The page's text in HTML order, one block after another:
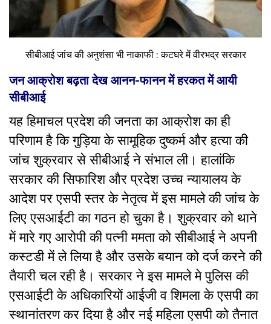
सीबीआई जांच की अनुशंसा भी नाकाफी : कटघरे में वीरभद्र सरकार
जन आक्रोश बढ़ता देख आनन-फानन में हरकत में आयी
सीबीआई
यह हिमाचल प्रदेश की जनता का आक्रोश का ही
परिणाम है कि गुड़िया के सामूहिक दुष्कर्म और हत्या की
जांच शुक्रवार से सीबीआई ने संभाल ली। हालांकि
सरकार की सिफारिश और प्रदेश उच्च न्यायालय के
आदेश पर एसपी स्तर के नेतृत्व में इस मामले की जांच के
लिए एसआईटी का गठन हो चुका है। शुक्रवार को थाने
में मारे गए आरोपी की पत्नी ममता को सीबीआई ने अपनी
कस्टडी में ले लिया है और उसके बयान को दर्ज करने की
तैयारी चल रही है। सरकार ने इस मामले मे पुलिस की
एसआईटी के अधिकारियों आईजी व शिमला के एसपी का
स्थानांतरण कर दिया है और नई महिला एसपी को तैनात